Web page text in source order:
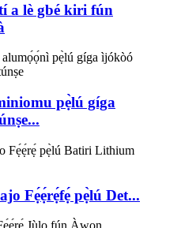
a lè gbé kiri fún
pẹ̀lú gíga
Fẹ́ẹ́rẹ́fẹ́ pẹ̀lú Det...